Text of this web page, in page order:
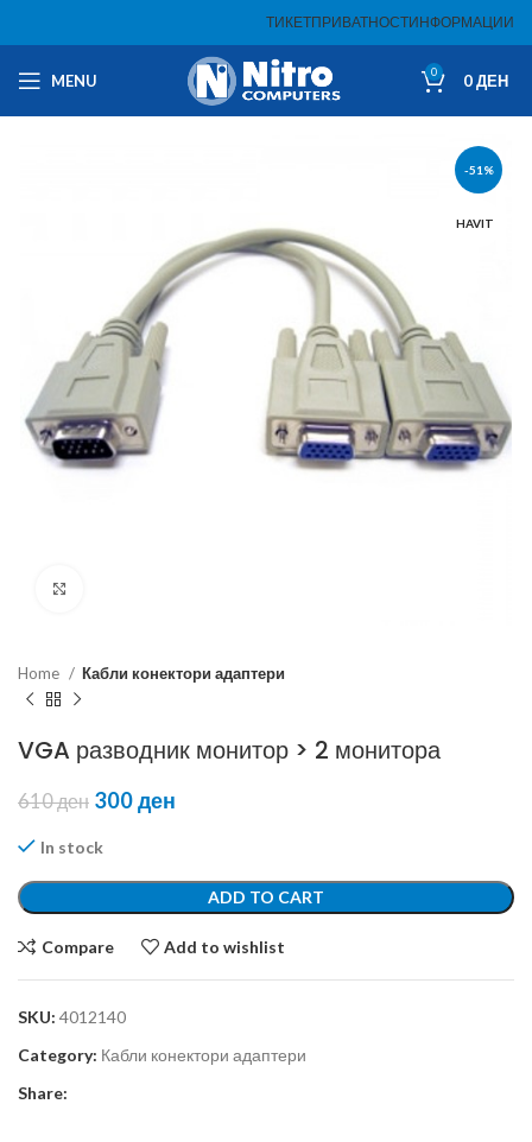
ТИКЕТПРИВАТНОСТИНФОРМАЦИИ
MENU 0 0ДЕН
-51%
HAVIT
Home Кабли конектори адаптери
VGA разводник монитор > 2 монитора
610ден 300ден
In stock
ADD TO CART
Compare Add to wishlist
SKU: 4012140
Category: Кабли конектори адаптери
Share: